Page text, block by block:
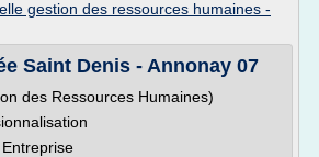
gestion des ressources humaines -
Saint Denis - Annonay 07
des Ressources Humaines)